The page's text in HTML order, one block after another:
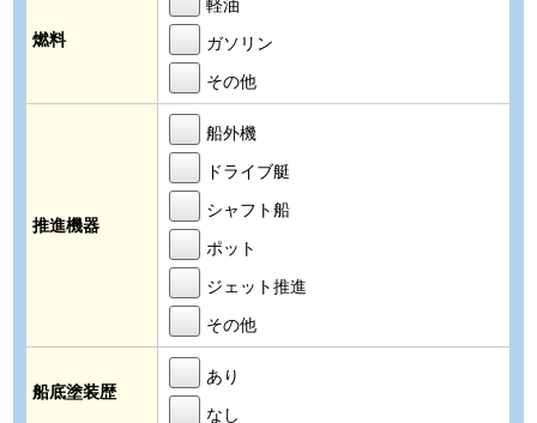
燃料
軽油
ガソリン
その他
推進機器
船外機
ドライブ艇
シャフト船
ポット
ジェット推進
その他
船底塗装歴
あり
なし